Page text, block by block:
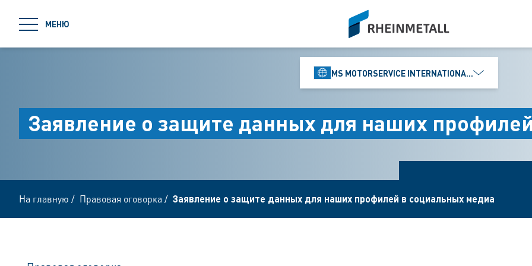
МЕНЮ
siteLogo
MS MOTORSERVICE INTERNATIONAL GMBH
Заявление о защите данных для наших
На главную / Правовая оговорка / Заявление о защите данных для наших профилей в социальных медиа